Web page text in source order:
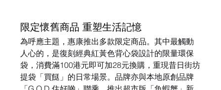
限定懷舊商品 重塑生活記憶
為呼應主題，惠康推出多款限定商品。其中最觸動
人心的，是復刻經典紅黃色背心袋設計的限量環保
袋，消費滿100港元即可加28元換購，重現昔日街坊
提袋「買餸」的日常場景。品牌亦與本地原創品牌